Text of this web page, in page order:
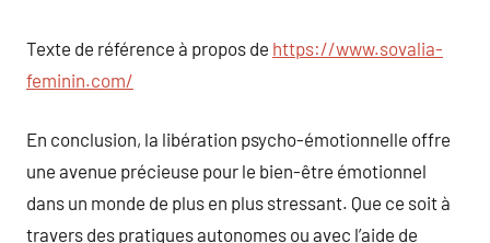
Texte de référence à propos de https://www.sovalia-
feminin.com/
En conclusion, la libération psycho-émotionnelle offre
une avenue précieuse pour le bien-être émotionnel
dans un monde de plus en plus stressant. Que ce soit à
travers des pratiques autonomes ou avec l’aide de